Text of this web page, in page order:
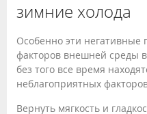
зимние холода
Особенно эти негативные
факторов внешней среды
без того все время
неблагоприятных
Вернуть мягкость и